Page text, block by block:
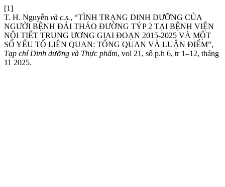
[1]
T. H. Nguyễn và c.s., “TÌNH TRẠNG DINH DƯỠNG CỦA
NGƯỜI BỆNH ĐÁI THÁO ĐƯỜNG TÝP 2 TẠI BỆNH VIỆN
NỘI TIẾT TRUNG ƯƠNG GIAI ĐOẠN 2015-2025 VÀ MỘT
SỐ YẾU TỐ LIÊN QUAN: TỔNG QUAN VÀ LUẬN ĐIỂM”,
Tạp chí Dinh dưỡng và Thực phẩm, vol 21, số p.h 6, tr 1–12, tháng
11 2025.